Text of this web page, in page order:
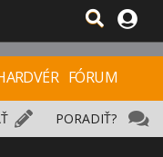
FÓRUM
PORADIŤ?